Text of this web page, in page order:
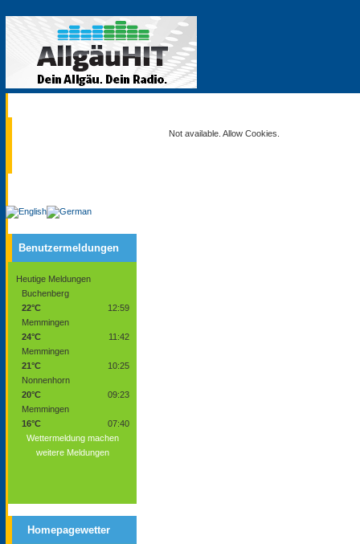
Benutzermeldungen
Heutige Meldungen
Buchenberg
22°C
12:59
Memmingen
24°C
11:42
Memmingen
21°C
10:25
Nonnenhorn
20°C
09:23
Memmingen
16°C
07:40
Wettermeldung machen
weitere Meldungen
Homepagewetter
Not available. Allow Cookies.